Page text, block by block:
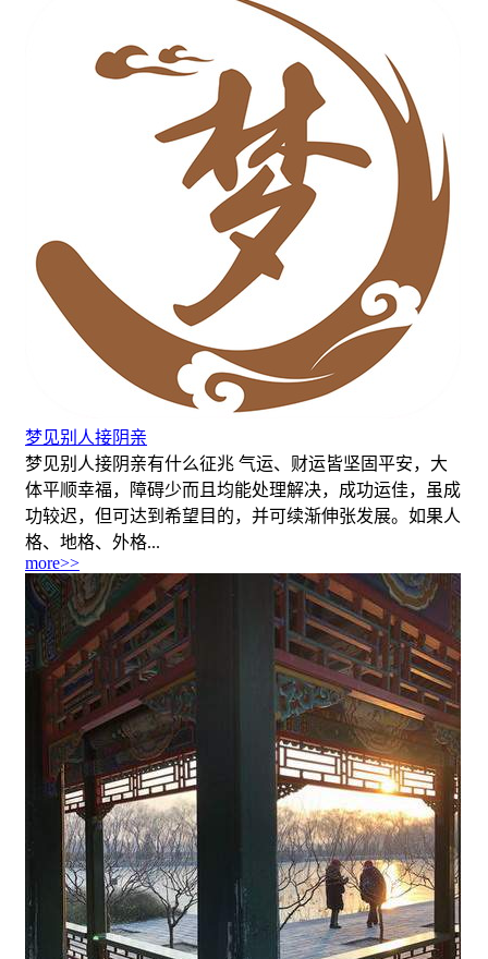
梦见别人接阴亲
梦见别人接阴亲有什么征兆 气运、财运皆坚固平安，大
体平顺幸福，障碍少而且均能处理解决，成功运佳，虽成
功较迟，但可达到希望目的，并可续渐伸张发展。如果人
格、地格、外格...
more>>